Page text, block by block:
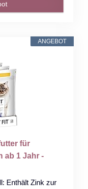
ANGEBOT
für
ab 1 Jahr -
Enthält Zink zur